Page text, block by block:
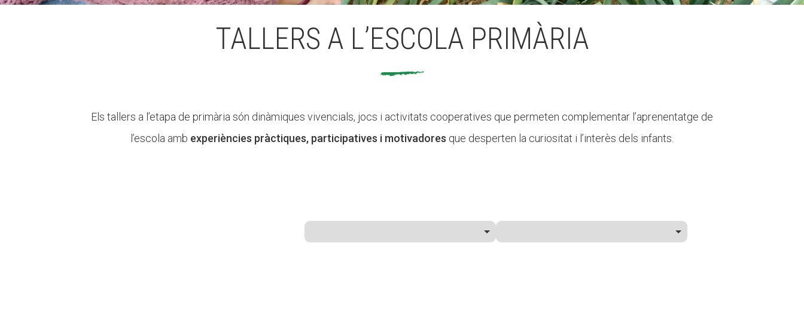
TALLERS A L’ESCOLA PRIMÀRIA
Els tallers a l’etapa de primària són dinàmiques vivencials, jocs i activitats cooperatives que permeten complementar l’aprenentatge de
l’escola amb experiències pràctiques, participatives i motivadores que desperten la curiositat i l’interès dels infants.